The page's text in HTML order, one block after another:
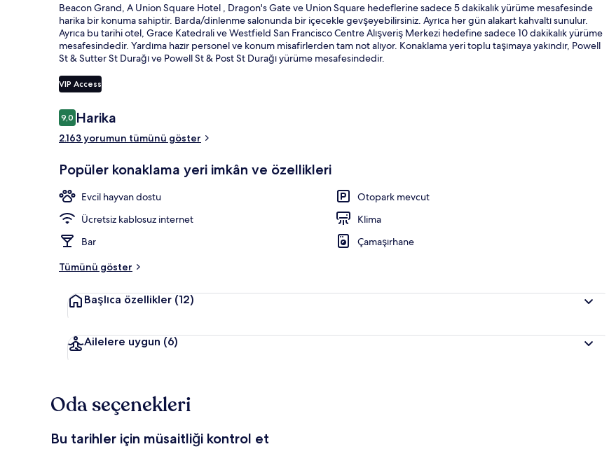
Restoran
Beacon Grand, A Union Square Hotel , Dragon's Gate ve Union Square hedeflerine sadece 5 dakikalık yürüme mesafesinde
harika bir konuma sahiptir. Barda/dinlenme salonunda bir içecekle gevşeyebilirsiniz. Ayrıca her gün alakart kahvaltı sunulur.
Ayrıca bu tarihi otel, Grace Katedrali ve Westfield San Francisco Centre Alışveriş Merkezi hedefine sadece 10 dakikalık yürüme
mesafesindedir. Yardıma hazır personel ve konum misafirlerden tam not alıyor. Konaklama yeri toplu taşımaya yakındır, Powell
St & Sutter St Durağı ve Powell St & Post St Durağı yürüme mesafesindedir.
VIP Access
Yorumlar
9,09,0/10
Harika
2.163 yorumun tümünü göster
Popüler konaklama yeri imkân ve özellikleri
Evcil hayvan dostu
Otopark mevcut
Ücretsiz kablosuz internet
Klima
Bar
Çamaşırhane
Tümünü göster
Başlıca özellikler (12)
Ailelere uygun (6)
Oda seçenekleri
Bu tarihler için müsaitliği kontrol et